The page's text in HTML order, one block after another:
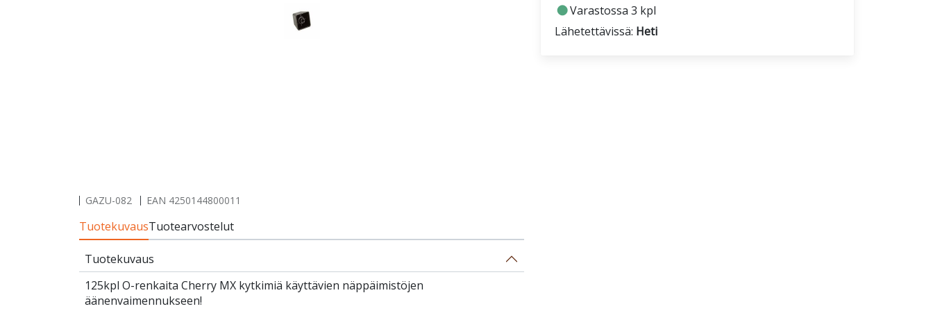
fiber_manual_recordVarastossa 3 kpl
Lähetettävissä: Heti
GAZU-082 EAN 4250144800011
TuotekuvausTuotearvostelut
Tuotekuvaus
125kpl O-renkaita Cherry MX kytkimiä käyttävien näppäimistöjen
äänenvaimennukseen!